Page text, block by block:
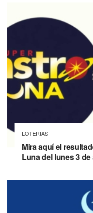
LOTERIAS
Mira aquí el
Luna del lunes 3